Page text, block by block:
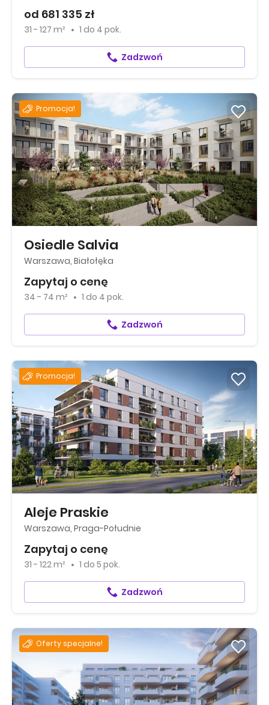
od 681 335 zł
31 - 127 m² 1 do 4 pok.
Zadzwoń
Promocja!
Osiedle Salvia
Warszawa, Białołęka
Zapytaj o cenę
34 - 74 m² 1 do 4 pok.
Zadzwoń
Promocja!
Aleje Praskie
Warszawa, Praga-Południe
Zapytaj o cenę
31 - 122 m² 1 do 5 pok.
Zadzwoń
Oferty specjalne!